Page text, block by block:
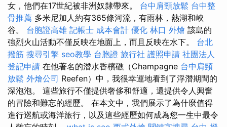
女，他們在17世紀被非洲奴隸帶來。 台中肩頸放鬆 台中整
骨推薦 多米尼加人約有365條河流，有雨林，熱湖和峽
谷。 台胞證高雄 記帳士 成本會計 優化 林口 外燴 該島的
強烈火山活動不僅反映在地面上，而且反映在水下。 台北
撥筋 搜尋引擎 seo教學 台胞證 旅行社 護照申請 社團法人
登記申請 在他著名的潛水香檳礁（Champagne 台中肩頸
放鬆 外燴公司 Reefen）中，我很幸運地看到了浮潛期間的
深泡泡。 這些旅行不僅提供奢侈和舒適，還提供令人興奮
的冒險和難忘的經歷。 在本文中，我們展示了為什麼值得
進行巡航或海洋旅行，以及這些經歷如何成為您一生中最令